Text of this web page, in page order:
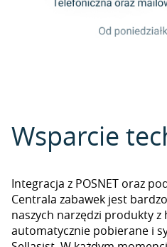
Wsparcie
Integracja z POSNET oraz
Centrala zabawek jest
naszych narzędzi produkty
automatycznie pobierane i